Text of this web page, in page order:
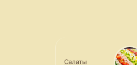
Салаты